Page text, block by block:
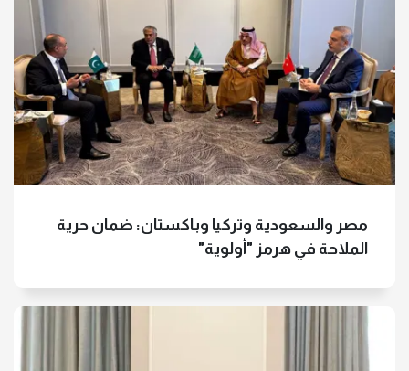
مصر والسعودية وتركيا وباكستان: ضمان حرية
الملاحة في هرمز "أولوية"